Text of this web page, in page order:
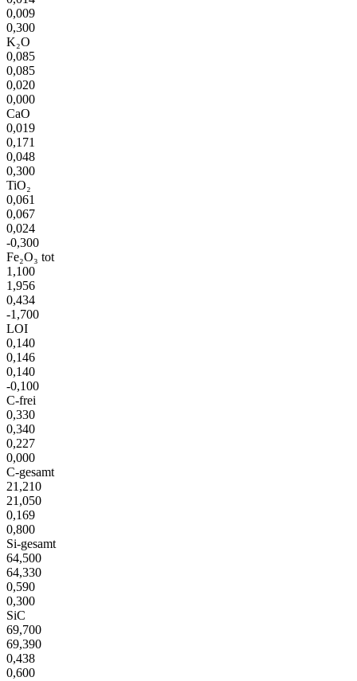
0,009
0,300
K₂O
0,085
0,085
0,020
0,000
CaO
0,019
0,171
0,048
0,300
TiO₂
0,061
0,067
0,024
-0,300
Fe₂O₃ tot
1,100
1,956
0,434
-1,700
LOI
0,140
0,146
0,140
-0,100
C-frei
0,330
0,340
0,227
0,000
C-gesamt
21,210
21,050
0,169
0,800
Si-gesamt
64,500
64,330
0,590
0,300
SiC
69,700
69,390
0,438
0,600